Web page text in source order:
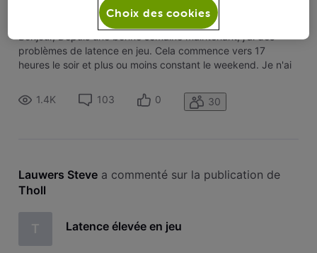
Bonjour, Depuis une bonne semaine maintenant, j'ai des
problèmes de latence en jeu. Cela commence vers 17
heures le soir et plus ou moins constant le weekend. Je n'ai
je fais un speedtest, j'ai des valeurs qui me semblent
correctes : Auriez-vo
1.4K 103 0 30
Lauwers Steve a commenté sur la publication de
Tholl
T Latence élevée en jeu
Choix des cookies